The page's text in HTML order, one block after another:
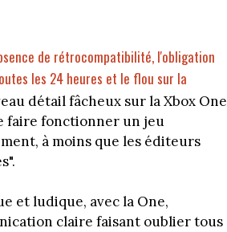
de rétrocompatibilité, l'obligation
les 24 heures et le flou sur la
détail fâcheux sur la Xbox One
faire fonctionner un jeu
à moins que les éditeurs
et ludique, avec la One,
claire faisant oublier tous